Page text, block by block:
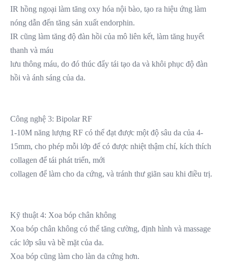
IR hồng ngoại làm tăng oxy hóa nội bào, tạo ra hiệu ứng làm
nóng dẫn đến tăng sản xuất endorphin.
IR cũng làm tăng độ đàn hồi của mô liên kết, làm tăng huyết
thanh và máu
lưu thông máu, do đó thúc đẩy tái tạo da và khôi phục độ đàn
hồi và ánh sáng của da.
Công nghệ 3: Bipolar RF
1-10M năng lượng RF có thể đạt được một độ sâu da của 4-
15mm, cho phép mỗi lớp để có được nhiệt thậm chí, kích thích
collagen để tái phát triển, mới
collagen để làm cho da cứng, và tránh thư giãn sau khi điều trị.
Kỹ thuật 4: Xoa bóp chân không
Xoa bóp chân không có thể tăng cường, định hình và massage
các lớp sâu và bề mặt của da.
Xoa bóp cũng làm cho làn da cứng hơn.